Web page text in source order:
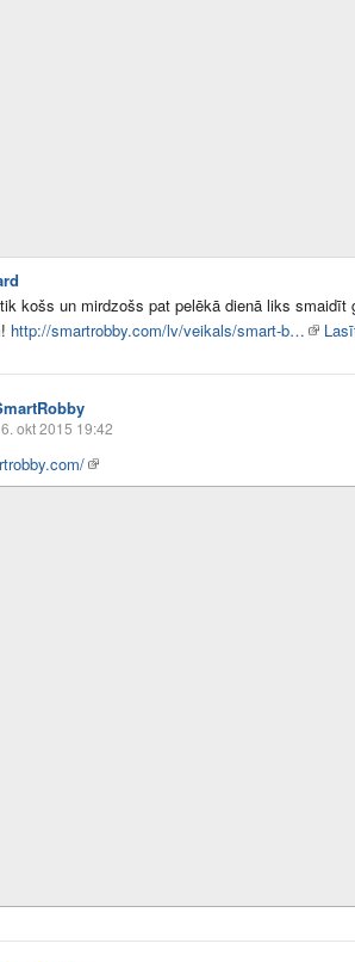
košs un mirdzošs pat pelēkā dienā liks smaidīt
http://smartrobby.com/lv/veikals/smart-b…
okt 2015 19:42